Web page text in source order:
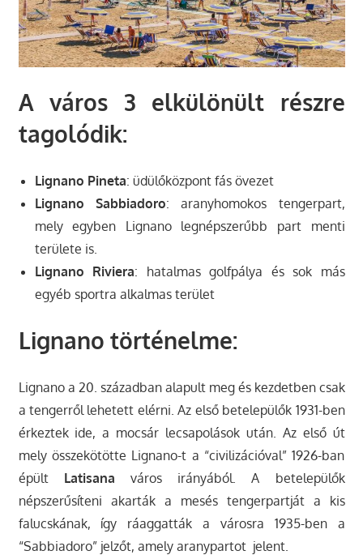
A város 3 elkülönült részre
tagolódik:
Lignano Pineta: üdülőközpont fás övezet
Lignano Sabbiadoro: aranyhomokos tengerpart,
mely egyben Lignano legnépszerűbb part menti
területe is.
Lignano Riviera: hatalmas golfpálya és sok más
egyéb sportra alkalmas terület
Lignano történelme:
Lignano a 20. században alapult meg és kezdetben csak
a tengerről lehetett elérni. Az első betelepülők 1931-ben
érkeztek ide, a mocsár lecsapolások után. Az első út
mely összekötötte Lignano-t a “civilizációval” 1926-ban
épült Latisana város irányából. A betelepülők
népszerűsíteni akarták a mesés tengerpartját a kis
falucskának, így ráaggatták a városra 1935-ben a
“Sabbiadoro” jelzőt, amely aranypartot jelent.